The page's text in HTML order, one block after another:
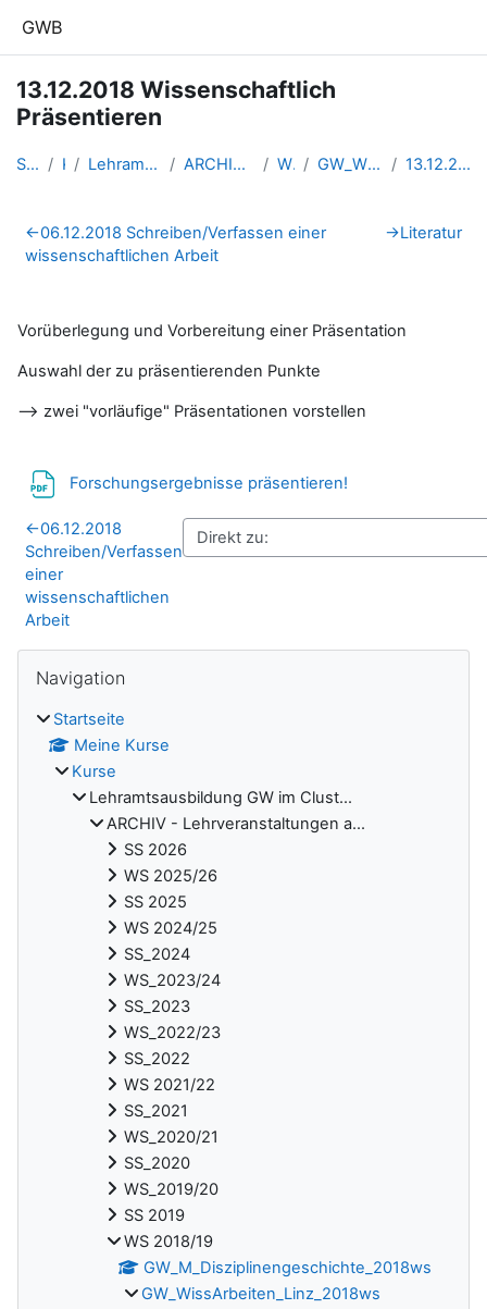
GWB
13.12.2018 Wissenschaftlich
Präsentieren
Startseite Kurse Lehramtsausbildung GW im Clust... ARCHIV - Lehrveranstaltungen a... WS 2018/19 GW_WissArbeiten_Linz_2018ws 13.12.2018 Wissenschaftlich Pr...
Abschnittsübersicht
←06.12.2018 Schreiben/Verfassen einer
wissenschaftlichen Arbeit
→Literatur
Vorüberlegung und Vorbereitung einer Präsentation
Auswahl der zu präsentierenden Punkte
--> zwei "vorläufige" Präsentationen vorstellen
Forschungsergebnisse präsentieren!
←06.12.2018
Schreiben/Verfassen
einer
wissenschaftlichen
Arbeit
Navigation
Startseite
Meine Kurse
Kurse
Lehramtsausbildung GW im Clust...
ARCHIV - Lehrveranstaltungen a...
SS 2026
WS 2025/26
SS 2025
WS 2024/25
SS_2024
WS_2023/24
SS_2023
WS_2022/23
SS_2022
WS 2021/22
SS_2021
WS_2020/21
SS_2020
WS_2019/20
SS 2019
WS 2018/19
GW_M_Disziplinengeschichte_2018ws
GW_WissArbeiten_Linz_2018ws